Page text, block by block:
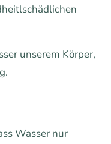
unserem Körper,
Wasser nur